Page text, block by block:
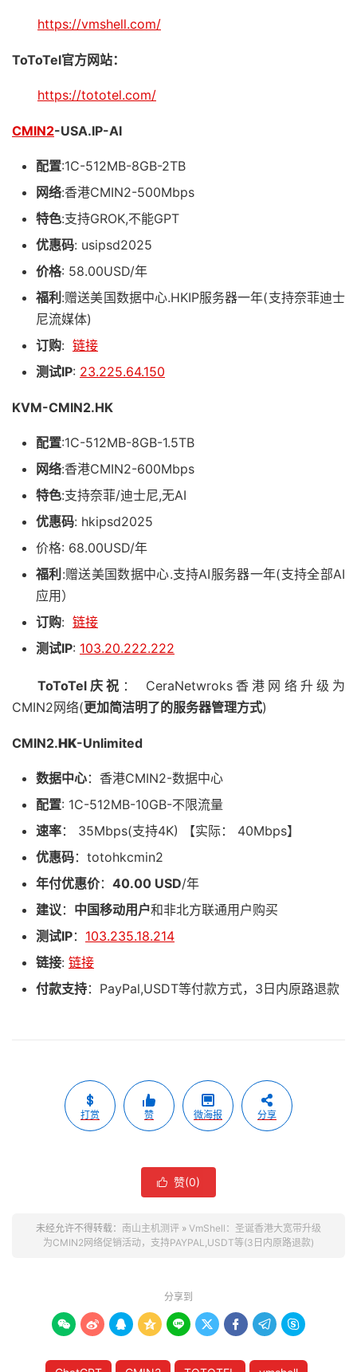
https://vmshell.com/
ToToTel官方网站：
https://tototel.com/
CMIN2-USA.IP-AI
配置:1C-512MB-8GB-2TB
网络:香港CMIN2-500Mbps
特色:支持GROK,不能GPT
优惠码: usipsd2025
价格: 58.00USD/年
福利 :赠送美国数据中心.HKIP服务器一年(支持奈菲迪士
尼流媒体)
订购: 链接
测试IP: 23.225.64.150
KVM-CMIN2.HK
配置:1C-512MB-8GB-1.5TB
网络:香港CMIN2-600Mbps
特色:支持奈菲/迪士尼,无AI
优惠码: hkipsd2025
价格: 68.00USD/年
福利 :赠送美国数据中心.支持AI服务器一年(支持全部AI
应用）
订购: 链接
测试IP: 103.20.222.222
ToToTel庆祝 ： CeraNetwroks香港网络升级为
CMIN2网络(更加简洁明了的服务器管理方式)
CMIN2.HK-Unlimited
数据中心：香港CMIN2-数据中心
配置: 1C-512MB-10GB-不限流量
速率： 35Mbps(支持4K) 【实际： 40Mbps】
优惠码：totohkcmin2
年付优惠价： 40.00 USD/年
建议： 中国移动用户和非北方联通用户购买
测试IP： 103.235.18.214
链接: 链接
付款支持：PayPal,USDT等付款方式，3日内原路退款
打赏 赞 微海报 分享
 赞(0)
未经允许不得转载： 南山主机测评 » VmShell：圣诞香港大宽带升级
为CMIN2网络促销活动，支持PAYPAL,USDT等(3日内原路退款)
分享到
        